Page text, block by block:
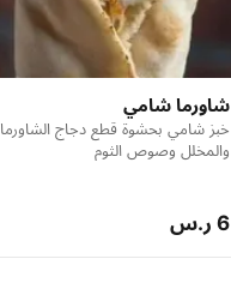
شاورما شامي
خبز شامي بحشوة قطع دجاج الشاورما
والمخلل وصوص الثوم
6 ر.س